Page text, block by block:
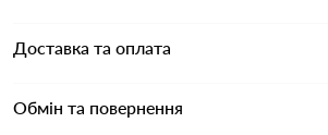
Доставка та оплата
Обмін та повернення